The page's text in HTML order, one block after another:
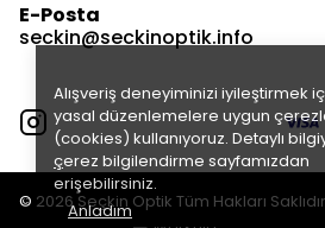
Alışveriş deneyiminizi iyileştirmek
yasal düzenlemelere uygun
(cookies) kullanıyoruz. Detaylı
çerez bilgilendirme sayfamızdan
erişebilirsiniz.
Anladım
E-Posta
seckin@seckinoptik.info
© 2026 Seçkin Optik Tüm Hakları
Çevrimdışı
E-posta Gönder